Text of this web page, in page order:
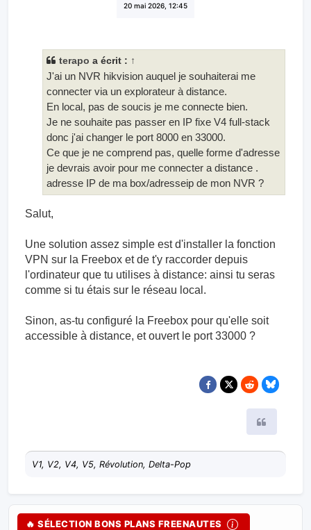
20 mai 2026, 12:45
terapo a écrit : ↑
J'ai un NVR hikvision auquel je souhaiterai me
connecter via un explorateur à distance.
En local, pas de soucis je me connecte bien.
Je ne souhaite pas passer en IP fixe V4 full-stack
donc j'ai changer le port 8000 en 33000.
Ce que je ne comprend pas, quelle forme d'adresse
je devrais avoir pour me connecter a distance .
adresse IP de ma box/adresseip de mon NVR ?
Salut,
Une solution assez simple est d'installer la fonction
VPN sur la Freebox et de t'y raccorder depuis
l'ordinateur que tu utilises à distance: ainsi tu seras
comme si tu étais sur le réseau local.
Sinon, as-tu configuré la Freebox pour qu'elle soit
accessible à distance, et ouvert le port 33000 ?
V1, V2, V4, V5, Révolution, Delta-Pop
🔥 SÉLECTION BONS PLANS FREENAUTES